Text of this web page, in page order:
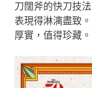
刀闊斧的快刀技
表現得淋漓盡致
厚實，值得珍藏。